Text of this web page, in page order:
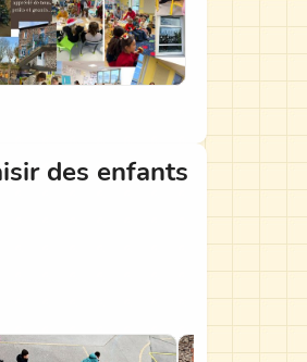
des enfants